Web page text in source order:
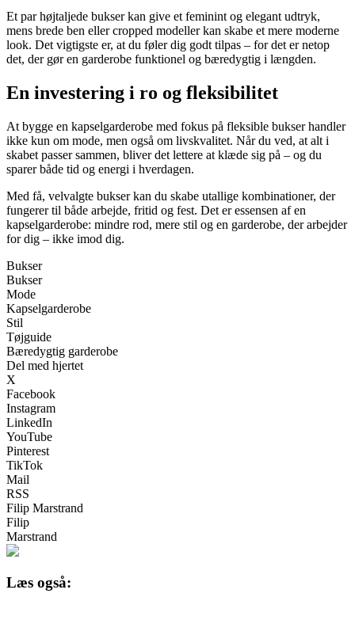
Et par højtaljede bukser kan give et feminint og elegant udtryk,
mens brede ben eller cropped modeller kan skabe et mere moderne
look. Det vigtigste er, at du føler dig godt tilpas – for det er netop
det, der gør en garderobe funktionel og bæredygtig i længden.
En investering i ro og fleksibilitet
At bygge en kapselgarderobe med fokus på fleksible bukser handler
ikke kun om mode, men også om livskvalitet. Når du ved, at alt i
skabet passer sammen, bliver det lettere at klæde sig på – og du
sparer både tid og energi i hverdagen.
Med få, velvalgte bukser kan du skabe utallige kombinationer, der
fungerer til både arbejde, fritid og fest. Det er essensen af en
kapselgarderobe: mindre rod, mere stil og en garderobe, der arbejder
for dig – ikke imod dig.
Bukser
Bukser
Mode
Kapselgarderobe
Stil
Tøjguide
Bæredygtig garderobe
Del med hjertet
X
Facebook
Instagram
LinkedIn
YouTube
Pinterest
TikTok
Mail
RSS
Filip Marstrand
Filip
Marstrand
Læs også: